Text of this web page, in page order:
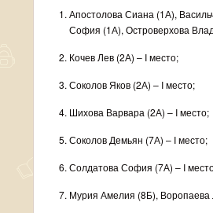
Апостолова Сиана (1А),
София (1А), Островерхова
Кочев Лев (2А) – I место;
Соколов Яков (2А) – I место;
Шихова Варвара (2А) – I место;
Соколов Демьян (7А) – I место;
Солдатова София (7А) – I
Мурия Амелия (8Б), Воропаева